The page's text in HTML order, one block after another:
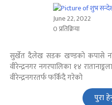
June 22, 2022
0 प्रतिक्रिया
सुर्खेत दैलेख सडक खण्डकाे कपासे
वीरेन्द्रनगर नगरपालिका १४
वीरेन्द्रनगरतर्फ फर्किदै गरेकाे
पुरा